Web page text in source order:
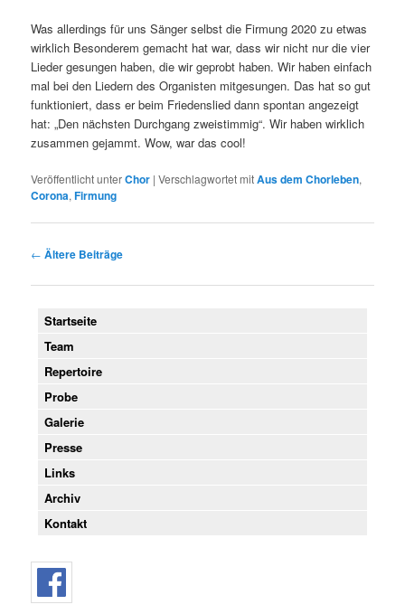
Was allerdings für uns Sänger selbst die Firmung 2020 zu etwas
wirklich Besonderem gemacht hat war, dass wir nicht nur die vier
Lieder gesungen haben, die wir geprobt haben. Wir haben einfach
mal bei den Liedern des Organisten mitgesungen. Das hat so gut
funktioniert, dass er beim Friedenslied dann spontan angezeigt
hat: „Den nächsten Durchgang zweistimmig“. Wir haben wirklich
zusammen gejammt. Wow, war das cool!
Veröffentlicht unterChor |Verschlagwortet mitAus dem Chorleben,
Corona,Firmung
Beitragsnavigation
← Ältere Beiträge
Startseite
Team
Repertoire
Probe
Galerie
Presse
Links
Archiv
Kontakt